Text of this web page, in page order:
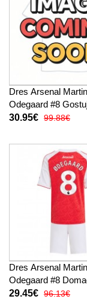
Dres Arsenal Martin
Odegaard #8
27 Kratak Rukav
30.95€ 99.88€
Dres Arsenal Martin
Odegaard #8
djecu 2025-26
29.45€ 96.13€